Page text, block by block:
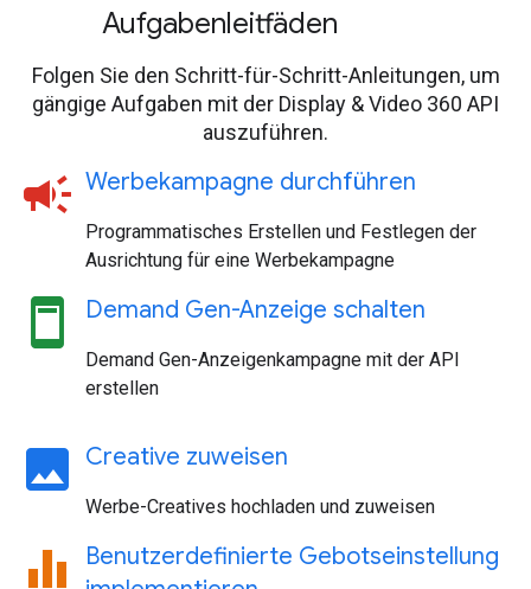
Aufgabenleitfäden
Folgen Sie den Schritt-für-Schritt-Anleitungen, um
gängige Aufgaben mit der Display & Video 360 API
auszuführen.
campaign Werbekampagne durchführen
Programmatisches Erstellen und Festlegen der
Ausrichtung für eine Werbekampagne
ad_units Demand Gen-Anzeige schalten
Demand Gen-Anzeigenkampagne mit der API
erstellen
image Creative zuweisen
Werbe-Creatives hochladen und zuweisen
equalizer
Benutzerdefinierte Gebotseinstellung